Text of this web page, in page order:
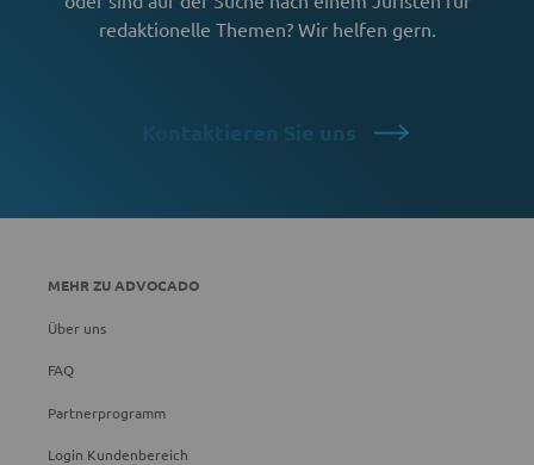
redaktionelle Themen?Wir helfen gern.
Kontaktieren Sie uns
MEHR ZU ADVOCADO
Über uns
FAQ
Partnerprogramm
Login Kundenbereich